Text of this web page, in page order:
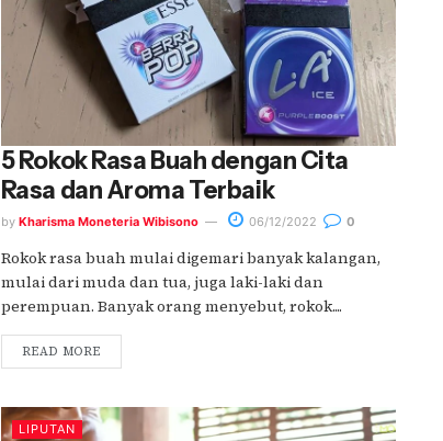
5 Rokok Rasa Buah dengan Cita
Rasa dan Aroma Terbaik
by Kharisma Moneteria Wibisono 06/12/2022 0
Rokok rasa buah mulai digemari banyak kalangan,
mulai dari muda dan tua, juga laki-laki dan
perempuan. Banyak orang menyebut, rokok....
READ MORE
LIPUTAN